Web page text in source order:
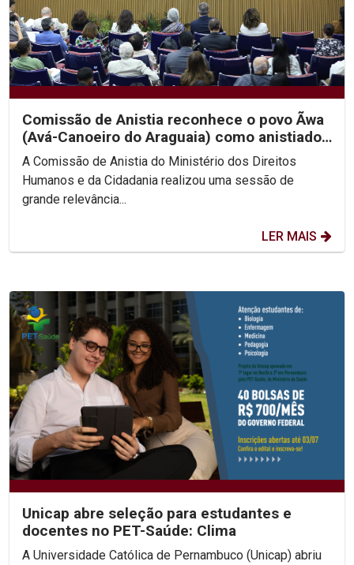
Comissão de Anistia reconhece o povo Ãwa
(Avá-Canoeiro do Araguaia) como anistiado
político coletivo
A Comissão de Anistia do Ministério dos Direitos
Humanos e da Cidadania realizou uma sessão de
grande relevância...
LER MAIS
Unicap abre seleção para estudantes e
docentes no PET-Saúde: Clima
A Universidade Católica de Pernambuco (Unicap) abriu